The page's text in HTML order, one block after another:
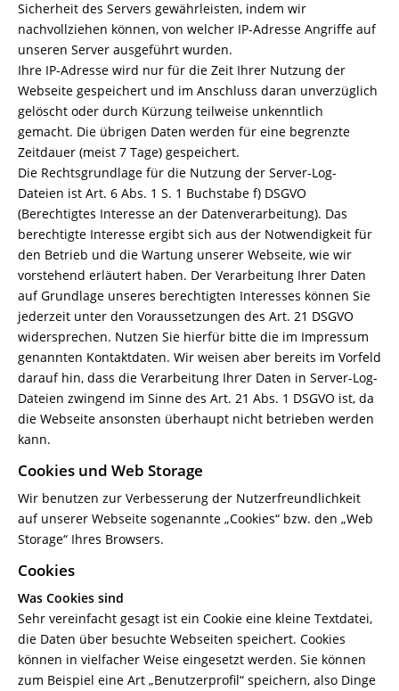
Sicherheit des Servers gewährleisten, indem wir
nachvollziehen können, von welcher IP-Adresse Angriffe auf
unseren Server ausgeführt wurden.
Ihre IP-Adresse wird nur für die Zeit Ihrer Nutzung der
Webseite gespeichert und im Anschluss daran unverzüglich
gelöscht oder durch Kürzung teilweise unkenntlich
gemacht. Die übrigen Daten werden für eine begrenzte
Zeitdauer (meist 7 Tage) gespeichert.
Die Rechtsgrundlage für die Nutzung der Server-Log-
Dateien ist Art. 6 Abs. 1 S. 1 Buchstabe f) DSGVO
(Berechtigtes Interesse an der Datenverarbeitung). Das
berechtigte Interesse ergibt sich aus der Notwendigkeit für
den Betrieb und die Wartung unserer Webseite, wie wir
vorstehend erläutert haben. Der Verarbeitung Ihrer Daten
auf Grundlage unseres berechtigten Interesses können Sie
jederzeit unter den Voraussetzungen des Art. 21 DSGVO
widersprechen. Nutzen Sie hierfür bitte die im Impressum
genannten Kontaktdaten. Wir weisen aber bereits im Vorfeld
darauf hin, dass die Verarbeitung Ihrer Daten in Server-Log-
Dateien zwingend im Sinne des Art. 21 Abs. 1 DSGVO ist, da
die Webseite ansonsten überhaupt nicht betrieben werden
kann.
Cookies und Web Storage
Wir benutzen zur Verbesserung der Nutzerfreundlichkeit
auf unserer Webseite sogenannte „Cookies“ bzw. den „Web
Storage“ Ihres Browsers.
Cookies
Was Cookies sind
Sehr vereinfacht gesagt ist ein Cookie eine kleine Textdatei,
die Daten über besuchte Webseiten speichert. Cookies
können in vielfacher Weise eingesetzt werden. Sie können
zum Beispiel eine Art „Benutzerprofil“ speichern, also Dinge